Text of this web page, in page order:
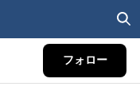
フォロー